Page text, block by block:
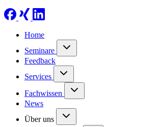
Home
Seminare
Feedback
Services
Fachwissen
News
Über uns